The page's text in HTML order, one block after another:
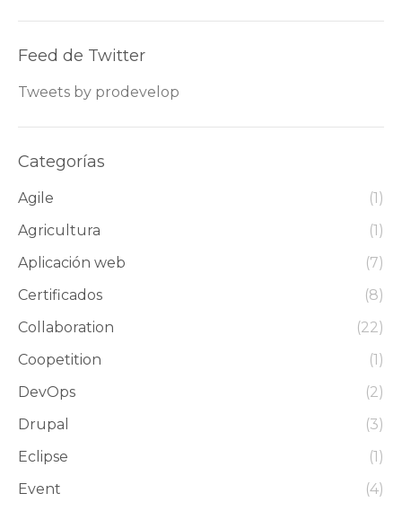
Feed de Twitter
Tweets by prodevelop
Categorías
Agile
(1)
Agricultura
(1)
Aplicación web
(7)
Certificados
(8)
Collaboration
(22)
Coopetition
(1)
DevOps
(2)
Drupal
(3)
Eclipse
(1)
Event
(4)